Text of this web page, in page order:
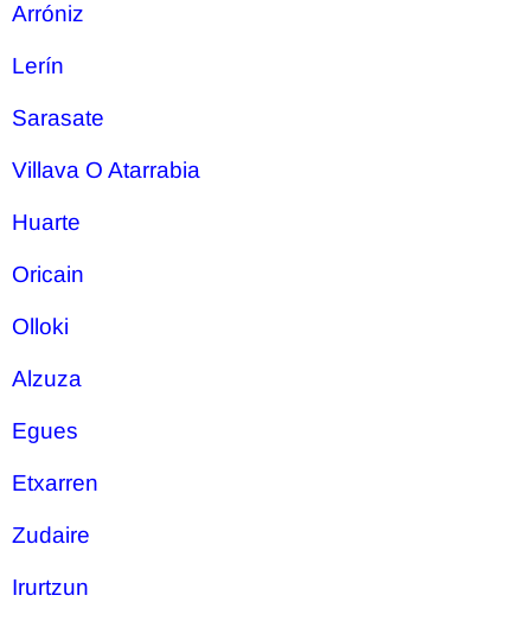
Arróniz
Lerín
Sarasate
Villava O Atarrabia
Huarte
Oricain
Olloki
Alzuza
Egues
Etxarren
Zudaire
Irurtzun